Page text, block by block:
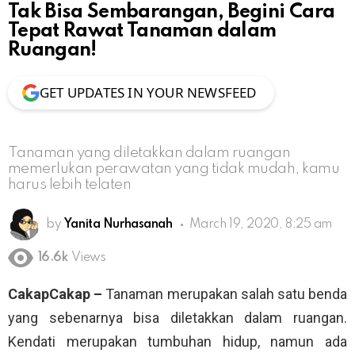
Tak Bisa Sembarangan, Begini Cara
Tepat Rawat Tanaman dalam
Ruangan!
GET UPDATES IN YOUR NEWSFEED
Tanaman yang diletakkan dalam ruangan
memerlukan perawatan yang tidak mudah, kamu
harus lebih telaten
by Yanita Nurhasanah March 19, 2020, 8:25 am
16.6k Views
CakapCakap – Tanaman merupakan salah satu benda
yang sebenarnya bisa diletakkan dalam ruangan.
Kendati merupakan tumbuhan hidup, namun ada